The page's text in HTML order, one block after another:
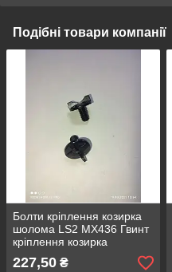
Подібні товари компанії
Болти кріплення козирка
шолома LS2 MX436 Гвинт
кріплення козирка
кросового шолома
227,50 ₴